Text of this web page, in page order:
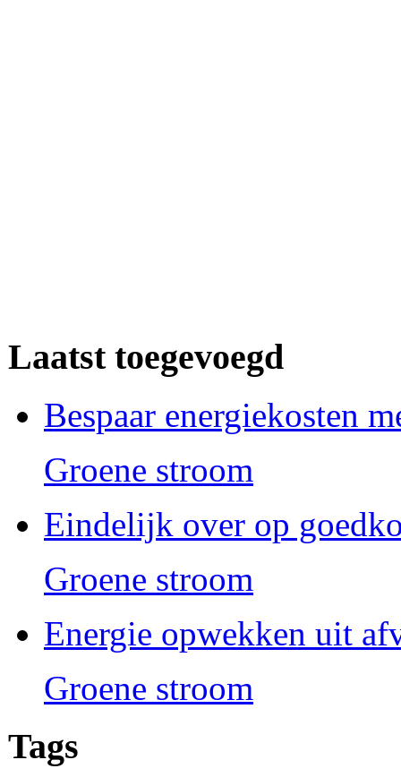
Laatst toegevoegd
Bespaar energiekosten
Groene stroom
Eindelijk over op
Groene stroom
Energie opwekken uit
Groene stroom
Tags